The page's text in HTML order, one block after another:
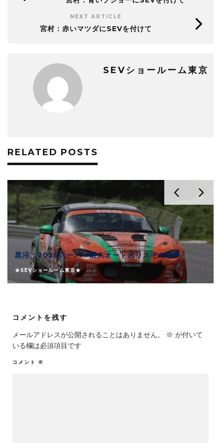
NEXT ARTICLE
宮村：赤いマツダにSEVを付けて
SEVショールーム東京
RELATED POSTS
黒沼：2026スーパー耐久オートポリスその②🏁
★SEVショールーム東京★
コメントを残す
メールアドレスが公開されることはありません。 ※ が付いて
いる欄は必須項目です
コメント ※